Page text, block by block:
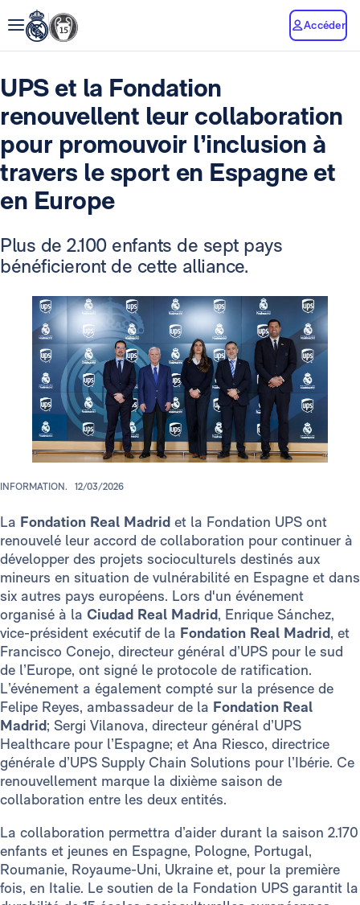
Accéder
UPS et la Fondation
renouvellent leur collaboration
pour promouvoir l’inclusion à
travers le sport en Espagne et
en Europe
Plus de 2.100 enfants de sept pays
bénéficieront de cette alliance.
INFORMATION. 12/03/2026
La Fondation Real Madrid et la Fondation UPS ont
renouvelé leur accord de collaboration pour continuer à
développer des projets socioculturels destinés aux
mineurs en situation de vulnérabilité en Espagne et dans
six autres pays européens. Lors d'un événement
organisé à la Ciudad Real Madrid, Enrique Sánchez,
vice-président exécutif de la Fondation Real Madrid, et
Francisco Conejo, directeur général d’UPS pour le sud
de l’Europe, ont signé le protocole de ratification.
L’événement a également compté sur la présence de
Felipe Reyes, ambassadeur de la Fondation Real
Madrid; Sergi Vilanova, directeur général d’UPS
Healthcare pour l’Espagne; et Ana Riesco, directrice
générale d’UPS Supply Chain Solutions pour l’Ibérie. Ce
renouvellement marque la dixième saison de
collaboration entre les deux entités.
La collaboration permettra d’aider durant la saison 2.170
enfants et jeunes en Espagne, Pologne, Portugal,
Roumanie, Royaume-Uni, Ukraine et, pour la première
fois, en Italie. Le soutien de la Fondation UPS garantit la